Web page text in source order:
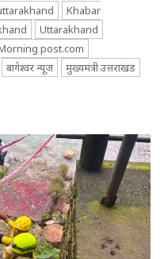
Khabar
Uttarakhand
post.com
बागेश्वर न्यूज मुख्यमंत्री उत्तराखंड